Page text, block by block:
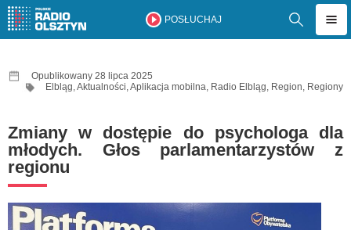
POSŁUCHAJ
Opublikowany 28 lipca 2025
Elbląg,Aktualności,Aplikacja mobilna, Radio Elbląg, Region, Regiony
Zmiany w dostępie do psychologa dla
młodych. Głos parlamentarzystów z
regionu